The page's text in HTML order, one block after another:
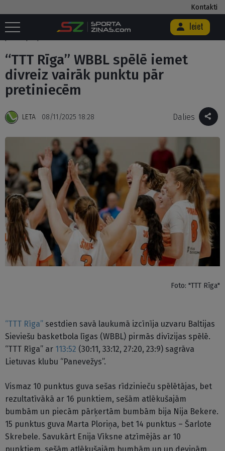
Kontakti
Ieiet
Sākums Basketbols / “TTT Rīga” WBBL spēlē iemet divreiz vairāk
“TTT Rīga” WBBL spēlē iemet
divreiz vairāk punktu pār
pretiniecēm
LETA 08/11/2025 18:28 Dalies
Foto: "TTT Rīga"
“TTT Rīga” sestdien savā laukumā izcīnīja uzvaru Baltijas
Sieviešu basketbola līgas (WBBL) pirmās divīzijas spēlē.
“TTT Rīga” ar 113:52 (30:11, 33:12, 27:20, 23:9) sagrāva
Lietuvas klubu “Panevežys”.
Vismaz 10 punktus guva sešas rīdzinieču spēlētājas, bet
rezultatīvākā ar 16 punktiem, sešām atlēkušajām
bumbām un piecām pārķertām bumbām bija Nija Bekere.
15 punktus guva Marta Ploriņa, bet 14 punktus – Šarlote
Skrebele. Savukārt Enija Vīksne atzīmējās ar 10